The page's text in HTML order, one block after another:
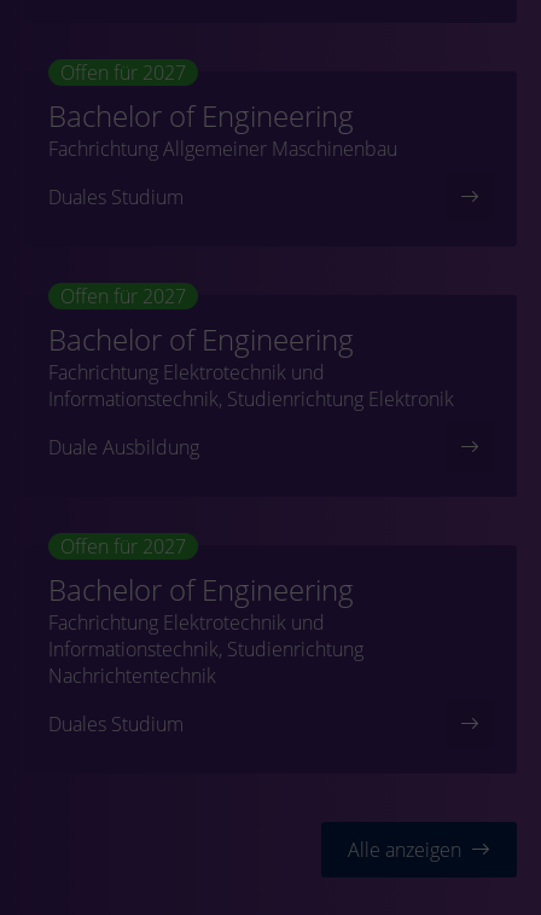
Offen für 2027
Bachelor of Engineering
Fachrichtung Allgemeiner Maschinenbau
Duales Studium
Offen für 2027
Bachelor of Engineering
Fachrichtung Elektrotechnik und
Informationstechnik, Studienrichtung Elektronik
Duale Ausbildung
Offen für 2027
Bachelor of Engineering
Fachrichtung Elektrotechnik und
Informationstechnik, Studienrichtung
Nachrichtentechnik
Duales Studium
Alle anzeigen